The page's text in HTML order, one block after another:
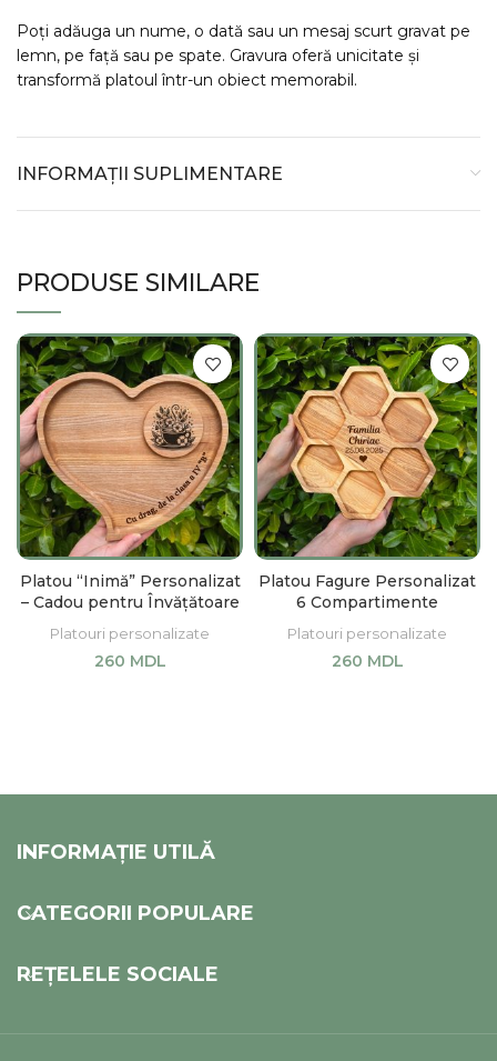
Poți adăuga un nume, o dată sau un mesaj scurt gravat pe
lemn, pe față sau pe spate. Gravura oferă unicitate și
transformă platoul într-un obiect memorabil.
INFORMAȚII SUPLIMENTARE
PRODUSE SIMILARE
Platou “Inimă” Personalizat
– Cadou pentru Învățătoare
Platouri personalizate
260 MDL
Platou Fagure Personalizat
6 Compartimente
Platouri personalizate
260 MDL
INFORMAȚIE UTILĂ
CATEGORII POPULARE
REȚELELE SOCIALE